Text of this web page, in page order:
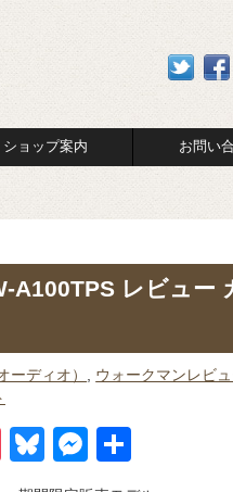
ショップ案内 お問い
A100TPS レビュー
ーディオ）
ウォークマンレビ
P
Bl
u
M
e